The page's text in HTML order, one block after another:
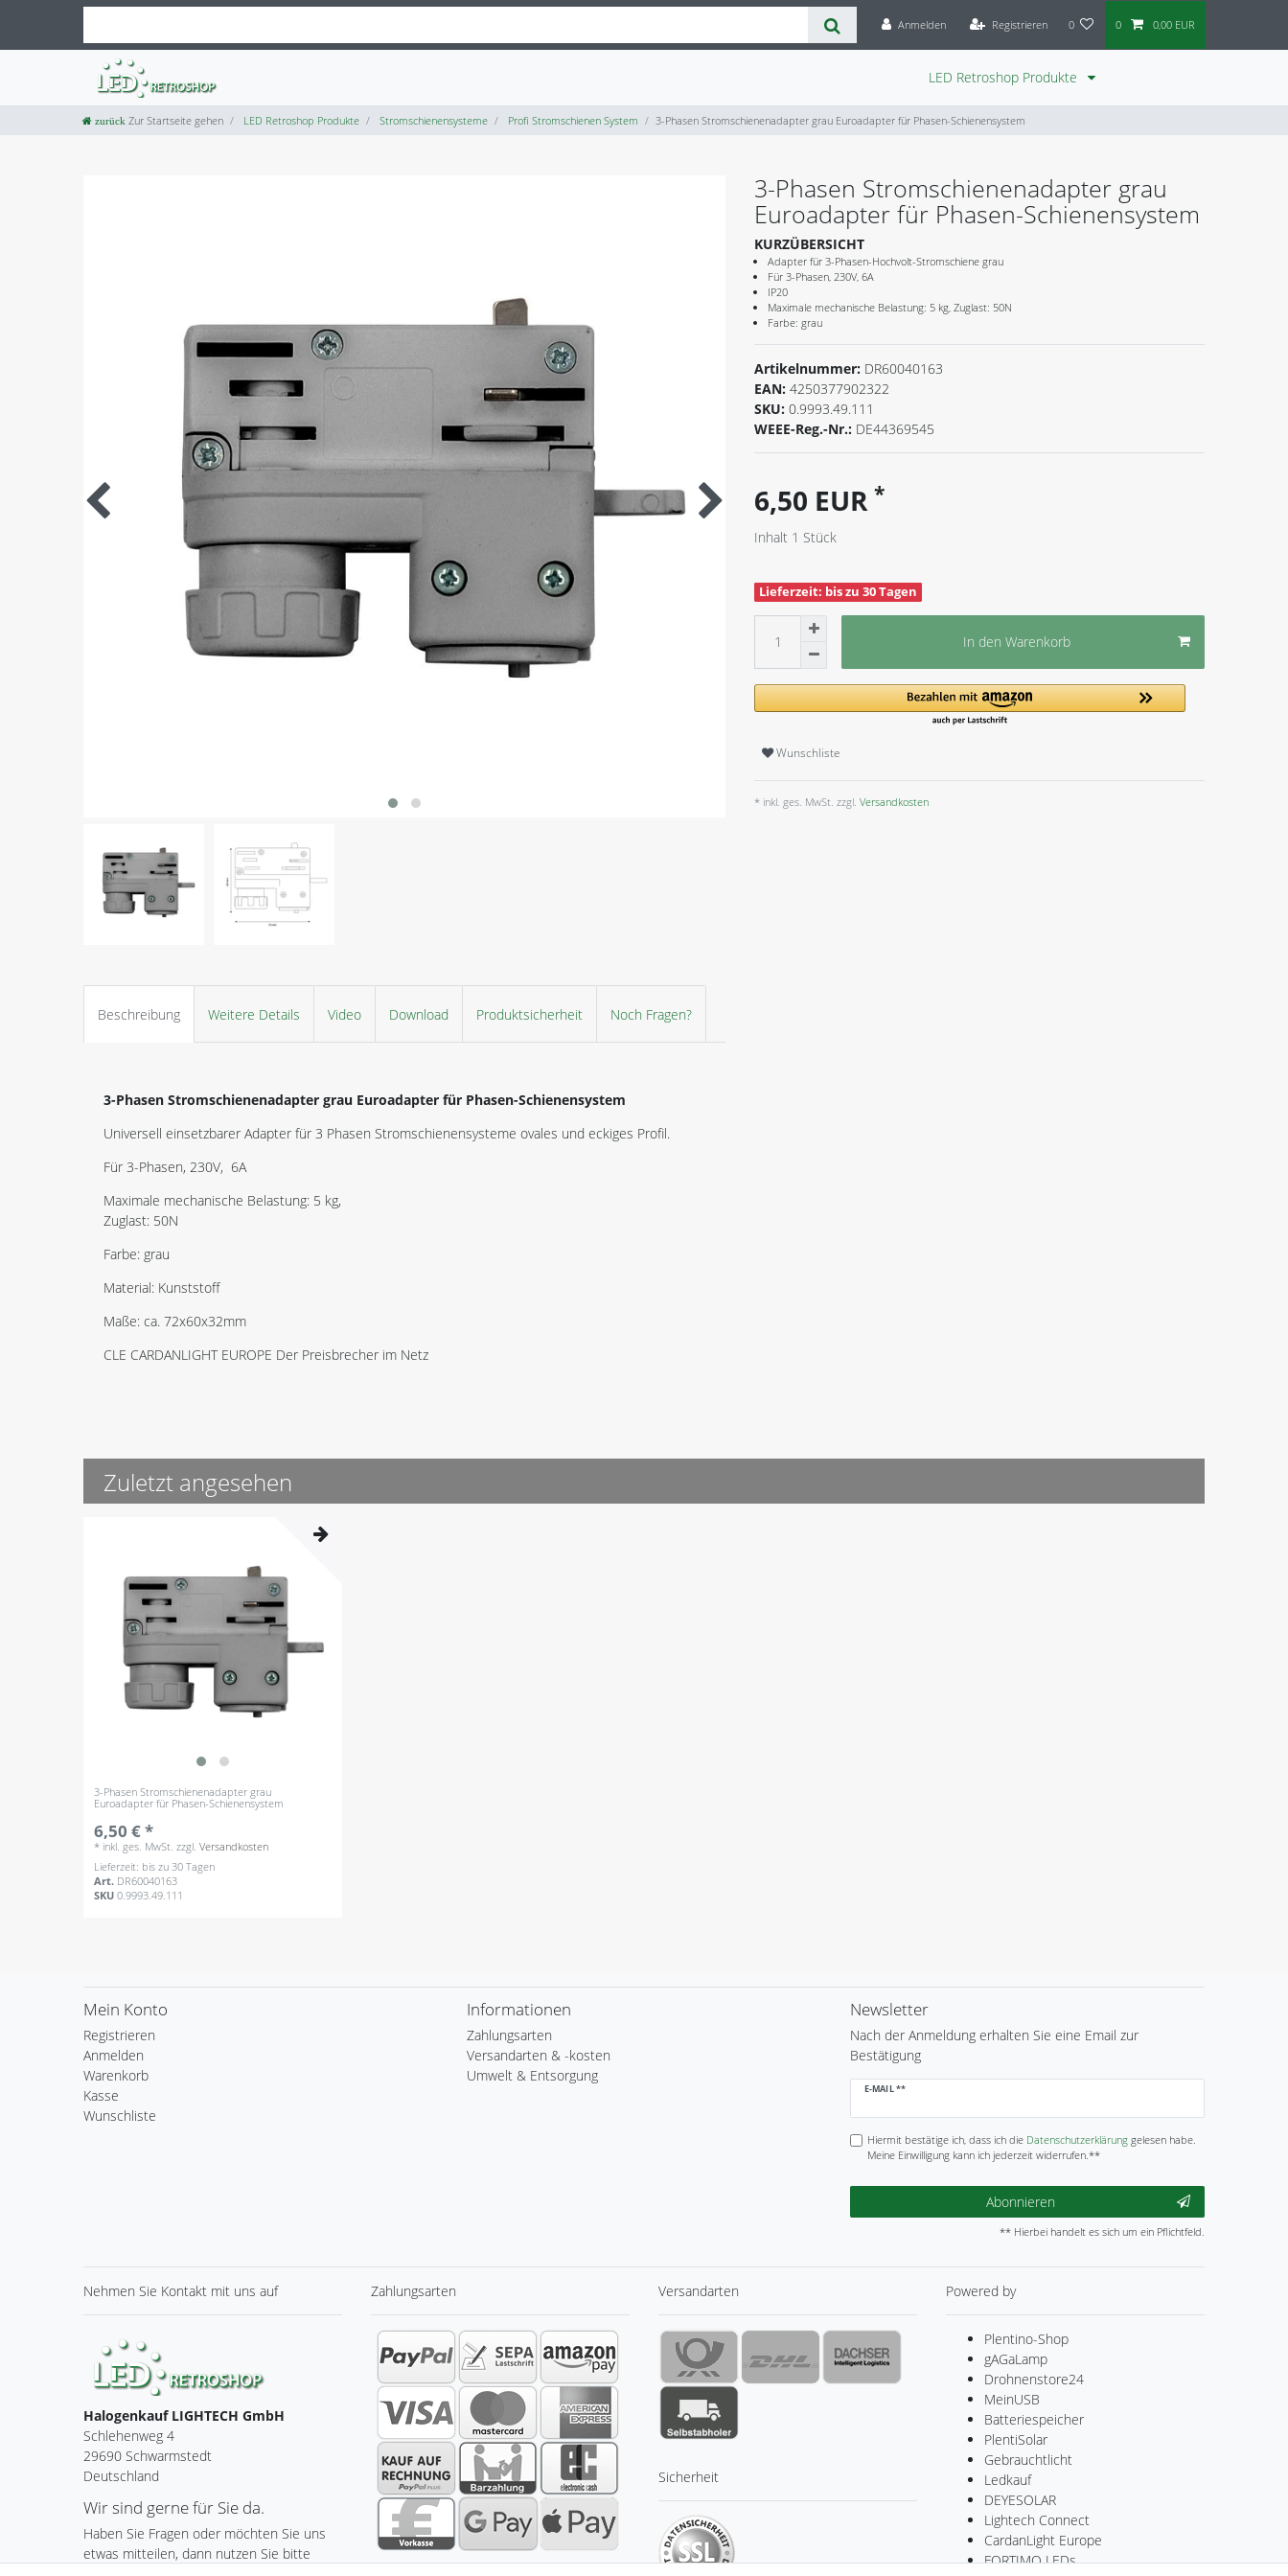
Anmelden Registrieren 0 0 0,00 EUR
LED Retroshop Produkte
Zur Startseite gehen LED Retroshop Produkte Stromschienensysteme Profi Stromschienen System 3-Phasen Stromschienenadapter grau Euroadapter für Phasen-Schienensystem
Beschreibung Weitere Details Video Download Produktsicherheit Noch Fragen?
3-Phasen Stromschienenadapter grau Euroadapter für Phasen-Schienensystem
Universell einsetzbarer Adapter für 3 Phasen Stromschienensysteme ovales und eckiges Profil.
Für 3-Phasen, 230V, 6A
Maximale mechanische Belastung: 5 kg,
Zuglast: 50N
Farbe: grau
Material: Kunststoff
Maße: ca. 72x60x32mm
CLE CARDANLIGHT EUROPE Der Preisbrecher im Netz
3-Phasen Stromschienenadapter grau
Euroadapter für Phasen-Schienensystem
KURZÜBERSICHT
Adapter für 3-Phasen-Hochvolt-Stromschiene grau
Für 3-Phasen, 230V, 6A
IP20
Maximale mechanische Belastung: 5 kg, Zuglast: 50N
Farbe: grau
Artikelnummer: DR60040163
EAN: 4250377902322
SKU: 0.9993.49.111
WEEE-Reg.-Nr.: DE44369545
6,50 EUR *
Inhalt 1 Stück
Lieferzeit: bis zu 30 Tagen
In den Warenkorb
Wunschliste
* inkl. ges. MwSt. zzgl. Versandkosten
Zuletzt angesehen
3-Phasen Stromschienenadapter grau
Euroadapter für Phasen-Schienensystem
6,50 € *
* inkl. ges. MwSt. zzgl.Versandkosten
Lieferzeit: bis zu 30 Tagen
Art. DR60040163
SKU0.9993.49.111
Mein Konto
Registrieren
Anmelden
Warenkorb
Kasse
Wunschliste
Informationen
Zahlungsarten
Versandarten & -kosten
Umwelt & Entsorgung
Newsletter
Nach der Anmeldung erhalten Sie eine Email zur
Bestätigung
E-MAIL **
Newsletter
Hiermit bestätige ich, dass ich die Daten­schutz­erklärunggelesen habe.
Meine Einwilligung kann ich jederzeit widerrufen.**
Abonnieren
** Hierbei handelt es sich um ein Pflichtfeld.
Nehmen Sie Kontakt mit uns auf
Halogenkauf LIGHTECH GmbH
Schlehenweg 4
29690 Schwarmstedt
Deutschland
Wir sind gerne für Sie da.
Haben Sie Fragen oder möchten Sie uns
etwas mitteilen, dann nutzen Sie bitte
Zahlungsarten Versandarten
Sicherheit
Powered by
Plentino-Shop
gAGaLamp
Drohnenstore24
MeinUSB
Batteriespeicher
PlentiSolar
Gebrauchtlicht
Ledkauf
DEYESOLAR
Lightech Connect
CardanLight Europe
FORTIMO LEDs